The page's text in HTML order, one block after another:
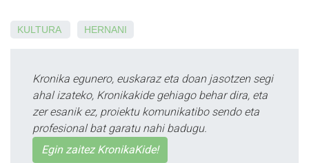
KULTURA HERNANI
Kronika egunero, euskaraz eta doan jasotzen segi
ahal izateko, Kronikakide gehiago behar dira, eta
zer esanik ez, proiektu komunikatibo sendo eta
profesional bat garatu nahi badugu.
Egin zaitez KronikaKide!